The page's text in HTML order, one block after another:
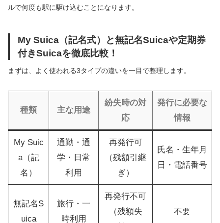
ルで何度も駅に駆け込むことになります。
My Suica（記名式）と無記名Suicaや定期券
付きSuicaを徹底比較！
まずは、よく使われる3タイプの違いを一目で整理します。
種類 主な用途
紛失時の対
応
発行に必要な
情報
My Suic
a（記
名）
通勤・通
学・日常
利用
再発行可
（残額引継
ぎ）
氏名・生年月
日・電話番号
無記名S
uica
旅行・一
時利用
再発行不可
（残額失
不要